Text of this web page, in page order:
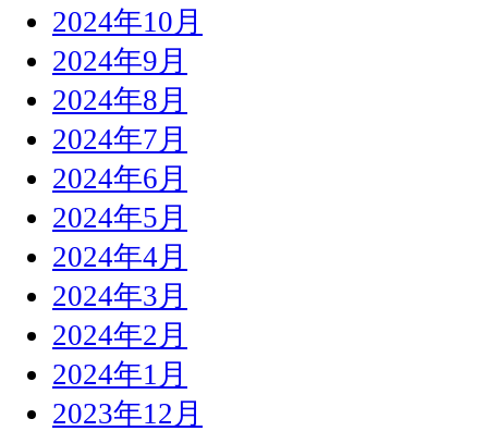
2024年10月
2024年9月
2024年8月
2024年7月
2024年6月
2024年5月
2024年4月
2024年3月
2024年2月
2024年1月
2023年12月